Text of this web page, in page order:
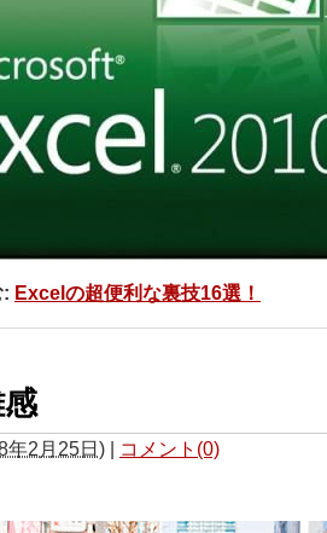
Excelの超便利な裏技16選！
年2月25日) | コメント(0)